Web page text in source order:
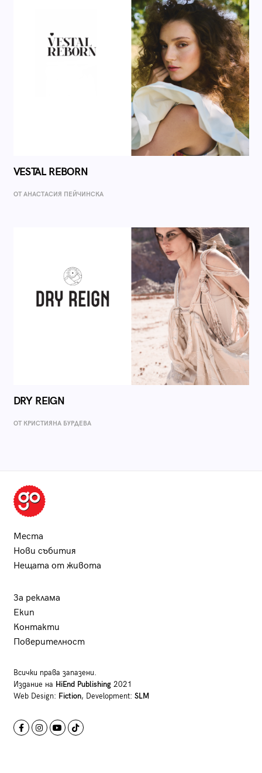
VESTAL REBORN
ОТ AНАСТАСИЯ ПЕЙЧИНСКА
DRY REIGN
ОТ КРИСТИЯНА БУРДЕВА
Места
Нови събития
Нещата от живота
За реклама
Екип
Контакти
Поверителност
Всички права запазени.
Издание на HiEnd Publishing2021
Web Design: Fiction, Development: SLM